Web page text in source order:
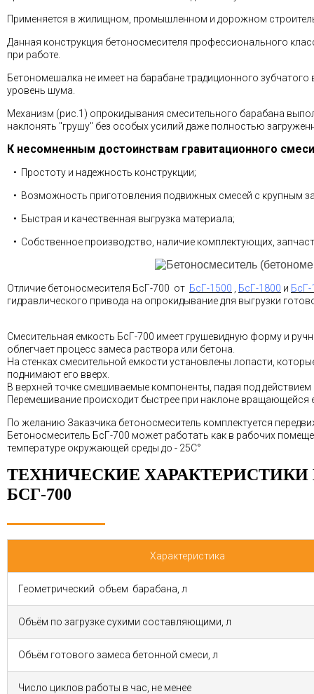
Применяется в жилищном, промышленном и дорожном
Данная конструкция бетоносмесителя профессионального
при работе.
Бетономешалка не имеет на барабане традиционного
уровень шума.
Механизм (рис.1) опрокидывания смесительного барабана
наклонять "грушу" без особых усилий даже полностью
К несомненным достоинствам гравитационного
• Простоту и надежность конструкции;
• Возможность приготовления подвижных смесей с крупным
• Быстрая и качественная выгрузка материала;
• Собственное производство, наличие комплектующих,
Отличие бетоносмесителя БсГ-700 от БсГ-1500 БсГ-1800 и БсГ-
гидравлического привода на опрокидывание для выгрузки
Смесительная емкость БсГ-700 имеет грушевидную форму и
облегчает процесс замеса раствора или бетона.
На стенках смесительной емкости установлены лопасти,
поднимают его вверх.
В верхней точке смешиваемые компоненты, падая под
Перемешивание происходит быстрее при наклоне вращающейся
По желанию Заказчика бетоносмеситель комплектуется
Бетоносмеситель БсГ-700 может работать как в рабочих
температуре окружающей среды до - 25С°
ТЕХНИЧЕСКИЕ
БСГ-700
Характеристика
Геометрический объем барабана, л
Объём по загрузке сухими составляющими, л
Объём готового замеса бетонной смеси, л
Число циклов работы в час, не менее